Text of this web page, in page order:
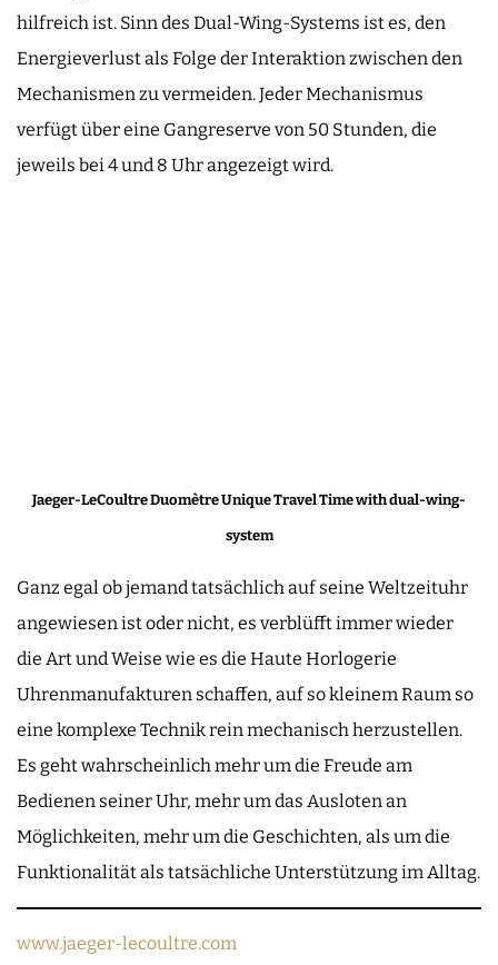
hilfreich ist. Sinn des Dual-Wing-Systems ist es, den
Energieverlust als Folge der Interaktion zwischen den
Mechanismen zu vermeiden. Jeder Mechanismus
verfügt über eine Gangreserve von 50 Stunden, die
jeweils bei 4 und 8 Uhr angezeigt wird.
Jaeger-LeCoultre Duomètre Unique Travel Time with dual-wing-
system
Ganz egal ob jemand tatsächlich auf seine Weltzeituhr
angewiesen ist oder nicht, es verblüfft immer wieder
die Art und Weise wie es die Haute Horlogerie
Uhrenmanufakturen schaffen, auf so kleinem Raum so
eine komplexe Technik rein mechanisch herzustellen.
Es geht wahrscheinlich mehr um die Freude am
Bedienen seiner Uhr, mehr um das Ausloten an
Möglichkeiten, mehr um die Geschichten, als um die
Funktionalität als tatsächliche Unterstützung im Alltag.
www.jaeger-lecoultre.com